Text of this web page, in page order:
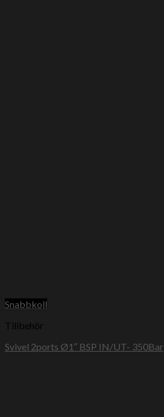
Snabbkoll
Tillbehör
Svivel 2ports Ø1″ BSP IN/UT- 350Bar